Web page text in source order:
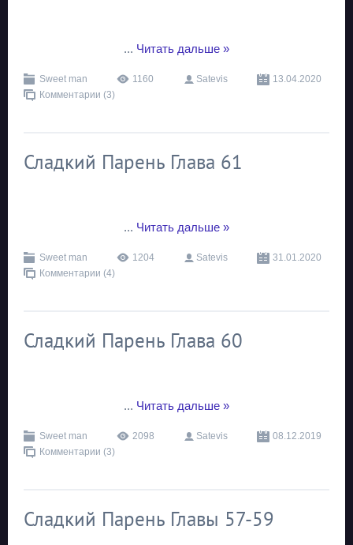
... Читать дальше »
Sweet man 1160 Satevis
13.04.2020
Комментарии (3)
Сладкий Парень Глава 61
... Читать дальше »
Sweet man 1204 Satevis
31.01.2020
Комментарии (4)
Сладкий Парень Глава 60
... Читать дальше »
Sweet man 2098 Satevis
08.12.2019
Комментарии (3)
Сладкий Парень Главы 57-59